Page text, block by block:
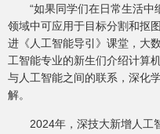
“如果同学们在日常生活
领域中可应用于目标分割和抠
进《人工智能导引》课堂，大
工智能专业的新生们介绍计算
与人工智能之间的联系，深化
解。
2024年，深技大新增人工